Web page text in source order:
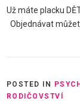
Už máte placku
Objednávat
POSTED IN
RODIČOVSTVÍ